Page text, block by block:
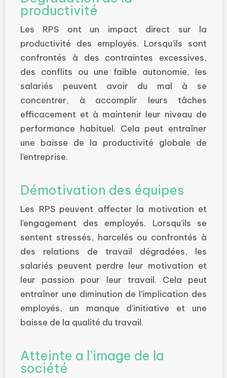
productivité
Les RPS ont un impact direct sur la
productivité des employés. Lorsqu’ils sont
confrontés à des contraintes excessives,
des conflits ou une faible autonomie, les
salariés peuvent avoir du mal à se
concentrer, à accomplir leurs tâches
efficacement et à maintenir leur niveau de
performance habituel. Cela peut entraîner
une baisse de la productivité globale de
l’entreprise.
Démotivation des équipes
Les RPS peuvent affecter la motivation et
l’engagement des employés. Lorsqu’ils se
sentent stressés, harcelés ou confrontés à
des relations de travail dégradées, les
salariés peuvent perdre leur motivation et
leur passion pour leur travail. Cela peut
entraîner une diminution de l’implication des
employés, un manque d’initiative et une
baisse de la qualité du travail.
Atteinte a l’image de la
société